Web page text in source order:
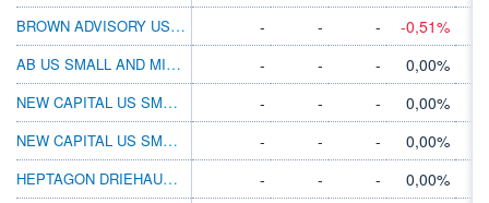
BROWN ADVISORY US SMALL CAP BLEND B £ACC
- - -
-0,51%
AB US SMALL AND MID-CAP EQ S USD
- - -
0,00%
NEW CAPITAL US SMALL CP GR USD A ACC
- - -
0,00%
NEW CAPITAL US SMALL CP GR USD N ACC
- - -
0,00%
HEPTAGON DRIEHAUS US SM CP EQ AG1 GBPACC
- - -
0,00%